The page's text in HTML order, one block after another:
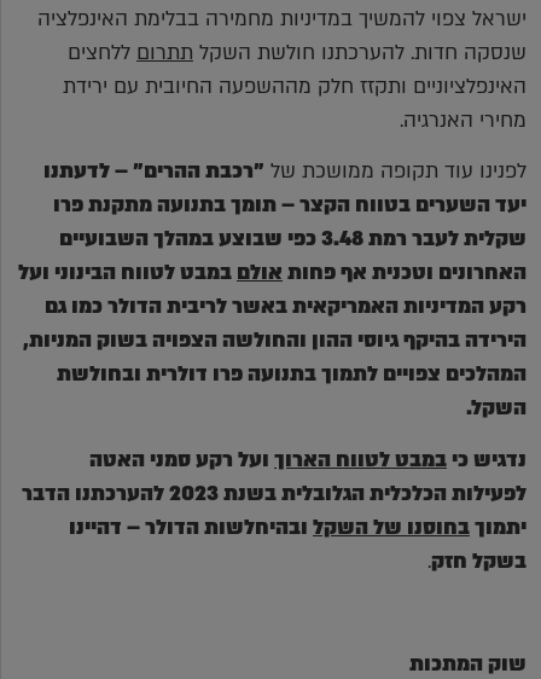
ישראל צפוי להמשיך במדיניות מחמירה בבלימת האינפלציה
שנסקה חדות. להערכתנו חולשת השקל תתרום ללחצים
האינפלציוניים ותקזז חלק מההשפעה החיובית עם ירידת
מחירי האנרגיה.
לפנינו עוד תקופה ממושכת של "רכבת ההרים" – לדעתנו
יעד השערים בטווח הקצר – תומך בתנועה מתקנת פרו
שקלית לעבר רמת 3.48 כפי שבוצע במהלך השבועיים
האחרונים וטכנית אף פחות אולם במבט לטווח הבינוני ועל
רקע המדיניות האמריקאית באשר לריבית הדולר כמו גם
הירידה בהיקף גיוסי ההון והחולשה הצפויה בשוק המניות,
המהלכים צפויים לתמוך בתנועה פרו דולרית ובחולשת
השקל.
נדגיש כי במבט לטווח הארוך ועל רקע סמני האטה
לפעילות הכלכלית הגלובלית בשנת 2023 להערכתנו הדבר
יתמוךבחוסנו של השקל ובהיחלשות הדולר – דהיינו
בשקל חזק.
שוק המתכות